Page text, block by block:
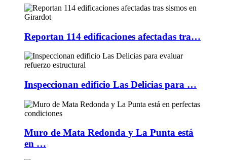
Reportan 114 edificaciones afectadas tra…
Inspeccionan edificio Las Delicias para …
Muro de Mata Redonda y La Punta está
en …